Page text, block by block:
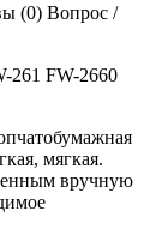
(0) Вопрос /
261 FW-2660
мягкая.
вручную